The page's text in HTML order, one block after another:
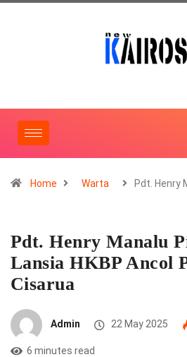
Home Warta Pdt. Henry
Pdt. Henry Manalu
Lansia HKBP Ancol
Cisarua
Admin 22 May 2025
6 minutes read